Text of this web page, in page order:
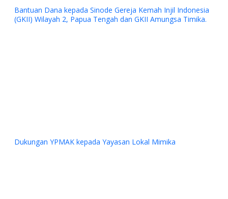
Bantuan Dana kepada Sinode Gereja Kemah Injil Indonesia
(GKII) Wilayah 2, Papua Tengah dan GKII Amungsa Timika.
Dukungan YPMAK kepada Yayasan Lokal Mimika